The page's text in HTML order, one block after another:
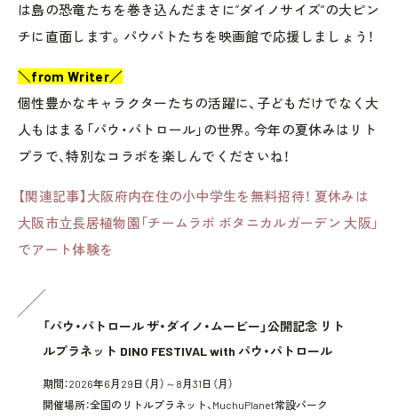
は島の恐竜たちを巻き込んだまさに”ダイノサイズ“の大ピン
チに直面します。パウパトたちを映画館で応援しましょう！
＼from Writer／
個性豊かなキャラクターたちの活躍に、子どもだけでなく大
人もはまる「パウ・パトロール」の世界。今年の夏休みはリト
プラで、特別なコラボを楽しんでくださいね！
【関連記事】大阪府内在住の小中学生を無料招待！ 夏休みは
大阪市立長居植物園「チームラボ ボタニカルガーデン 大阪」
でアート体験を
「パウ・パトロール ザ・ダイノ・ムービー」公開記念 リト
ルプラネット DINO FESTIVAL with パウ・パトロール
期間：2026年6月29日（月）～8月31日（月）
開催場所：全国のリトルプラネット、MuchuPlanet常設パーク